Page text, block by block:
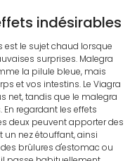
indésirables
est le sujet chaud lorsque
surprises. Malegra
la pilule bleue, mais
et vos intestins. Le Viagra
net, tandis que le malegra
regardant les effets
deux peuvent apporter des
un nez étouffant, ainsi
brûlures d'estomac ou